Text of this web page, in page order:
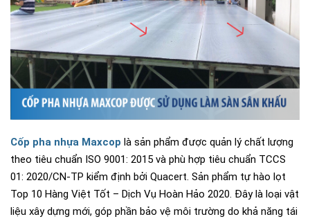
Cốp pha nhựa Maxcop là sản phẩm được quản lý chất lượng
theo tiêu chuẩn ISO 9001: 2015 và phù hợp tiêu chuẩn TCCS
01: 2020/CN-TP kiểm định bởi Quacert. Sản phẩm tự hào lọt
Top 10 Hàng Việt Tốt – Dịch Vụ Hoàn Hảo 2020. Đây là loại vật
liệu xây dựng mới, góp phần bảo vệ môi trường do khả năng tái